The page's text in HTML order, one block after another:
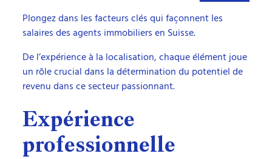
Plongez dans les facteurs clés qui façonnent les
salaires des agents immobiliers en Suisse.
De l’expérience à la localisation, chaque élément joue
un rôle crucial dans la détermination du potentiel de
revenu dans ce secteur passionnant.
Expérience
professionnelle